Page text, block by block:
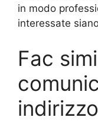
in modo
interessate
Fac